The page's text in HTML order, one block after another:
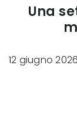
Una
12 giugno 2026